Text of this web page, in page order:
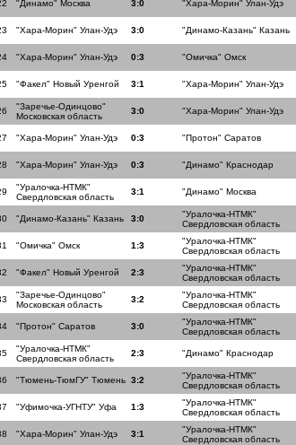
"Динамо" Москва 3:0 "Хара-Морин" Улан-Удэ
"Хара-Морин" Улан-Удэ 3:0 "Динамо-Казань" Казань
"Хара-Морин" Улан-Удэ 0:3 "Омичка" Омск
"Факел" Новый Уренгой 3:1 "Хара-Морин" Улан-Удэ
"Заречье-Одинцово"
Московская область
3:0 "Хара-Морин" Улан-Удэ
"Хара-Морин" Улан-Удэ 0:3 "Протон" Саратов
"Хара-Морин" Улан-Удэ 0:3 "Динамо" Краснодар
"Уралочка-НТМК"
Свердловская область
3:1 "Динамо" Москва
"Динамо-Казань" Казань 3:0
"Уралочка-НТМК"
Свердловская область
"Омичка" Омск 1:3
"Уралочка-НТМК"
Свердловская область
"Факел" Новый Уренгой 2:3
"Уралочка-НТМК"
Свердловская область
"Заречье-Одинцово"
Московская область
3:2
"Уралочка-НТМК"
Свердловская область
"Протон" Саратов 3:0
"Уралочка-НТМК"
Свердловская область
"Уралочка-НТМК"
Свердловская область
2:3 "Динамо" Краснодар
"Тюмень-ТюмГУ" Тюмень 3:2
"Уралочка-НТМК"
Свердловская область
"Уфимочка-УГНТУ" Уфа 1:3
"Уралочка-НТМК"
Свердловская область
"Хара-Морин" Улан-Удэ 3:1
"Уралочка-НТМК"
Свердловская область